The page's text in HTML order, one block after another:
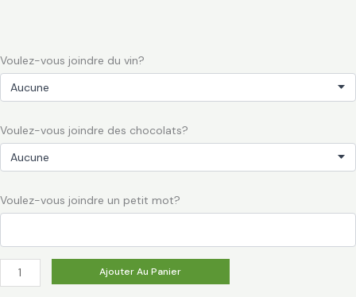
Voulez-vous joindre du vin?
Voulez-vous joindre des chocolats?
Voulez-vous joindre un petit mot?
Ajouter Au Panier